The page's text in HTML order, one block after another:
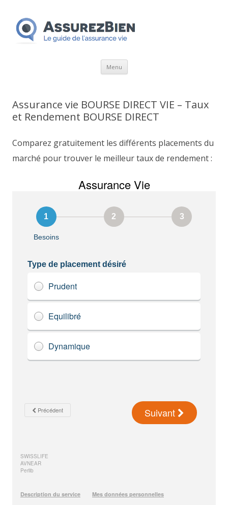
Menu Aller
Assurance vie BOURSE DIRECT VIE – Taux
et Rendement BOURSE DIRECT
Comparez gratuitement les différents placements du
marché pour trouver le meilleur taux de rendement :